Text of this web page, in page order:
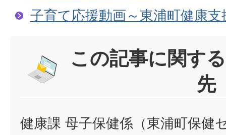
子育て応援動画～東浦町健康支
この記事に関す
先
健康課 母子保健係（東浦町保健